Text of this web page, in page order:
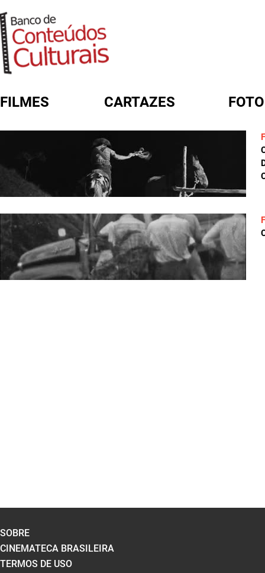
FILMES CARTAZES
FORMULÁRIO DE BUSCA
SOBRE
CINEMATECA BRASILEIRA
TERMOS DE USO